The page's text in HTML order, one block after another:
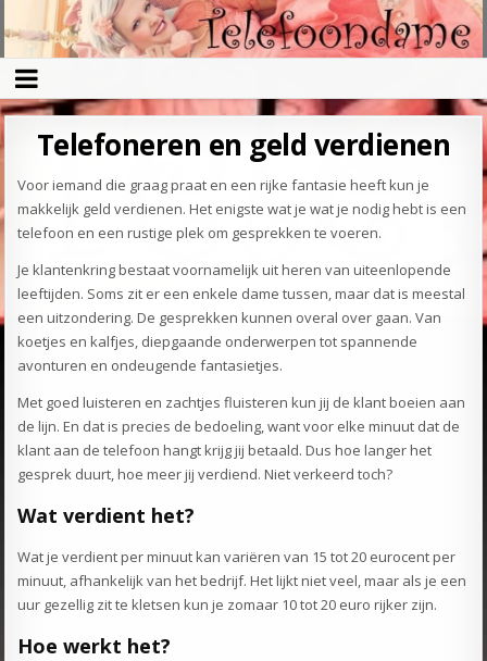
Telefoneren en geld verdienen
Voor iemand die graag praat en een rijke fantasie heeft kun je
makkelijk geld verdienen. Het enigste wat je wat je nodig hebt is een
telefoon en een rustige plek om gesprekken te voeren.
Je klantenkring bestaat voornamelijk uit heren van uiteenlopende
leeftijden. Soms zit er een enkele dame tussen, maar dat is meestal
een uitzondering. De gesprekken kunnen overal over gaan. Van
koetjes en kalfjes, diepgaande onderwerpen tot spannende
avonturen en ondeugende fantasietjes.
Met goed luisteren en zachtjes fluisteren kun jij de klant boeien aan
de lijn. En dat is precies de bedoeling, want voor elke minuut dat de
klant aan de telefoon hangt krijg jij betaald. Dus hoe langer het
gesprek duurt, hoe meer jij verdiend. Niet verkeerd toch?
Wat verdient het?
Wat je verdient per minuut kan variëren van 15 tot 20 eurocent per
minuut, afhankelijk van het bedrijf. Het lijkt niet veel, maar als je een
uur gezellig zit te kletsen kun je zomaar 10 tot 20 euro rijker zijn.
Hoe werkt het?